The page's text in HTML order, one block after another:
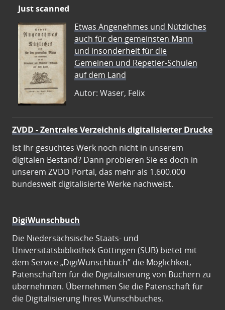
Just scanned
Etwas Angenehmes und Nützliches
auch für den gemeinsten Mann
und insonderheit für die
Gemeinen und Repetier-Schulen
auf dem Land
Autor: Waser, Felix
ZVDD - Zentrales Verzeichnis digitalisierter Drucke
Ist Ihr gesuchtes Werk noch nicht in unserem
digitalen Bestand? Dann probieren Sie es doch in
unserem ZVDD Portal, das mehr als 1.600.000
bundesweit digitalisierte Werke nachweist.
DigiWunschbuch
Die Niedersächsische Staats- und
Universitätsbibliothek Göttingen (SUB) bietet mit
dem Service „DigiWunschbuch” die Möglichkeit,
Patenschaften für die Digitalisierung von Büchern zu
übernehmen. Übernehmen Sie die Patenschaft für
die Digitalisierung Ihres Wunschbuches.